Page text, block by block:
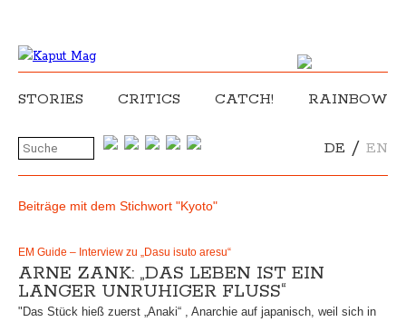
STORIES CRITICS CATCH! RAINBOW
DE / EN
Beiträge mit dem Stichwort "Kyoto"
EM Guide – Interview zu „Dasu isuto aresu“
ARNE ZANK: „DAS LEBEN IST EIN
LANGER UNRUHIGER FLUSS“
"Das Stück hieß zuerst „Anaki“ , Anarchie auf japanisch, weil sich in